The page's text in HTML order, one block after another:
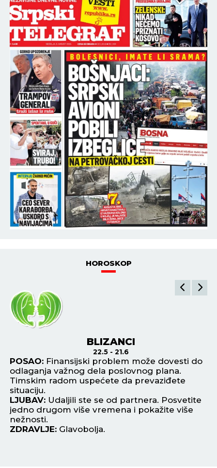
HOROSKOP
BLIZANCI
22.5 - 21.6
POSAO: Finansijski problem može dovesti do
odlaganja važnog dela poslovnog plana.
Timskim radom uspećete da prevaziđete
situaciju.
LJUBAV: Udaljili ste se od partnera. Posvetite
jedno drugom više vremena i pokažite više
nežnosti.
ZDRAVLJE: Glavobolja.